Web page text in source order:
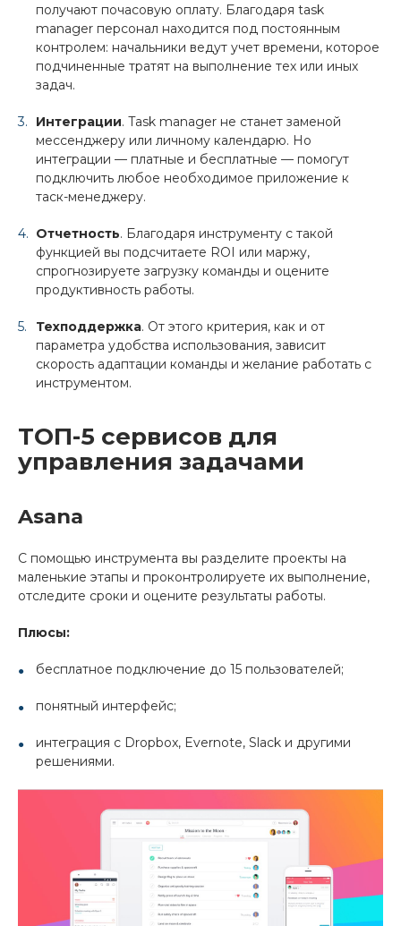
получают почасовую оплату. Благодаря task
manager персонал находится под постоянным
контролем: начальники ведут учет времени, которое
подчиненные тратят на выполнение тех или иных
задач.
Интеграции. Task manager не станет заменой
мессенджеру или личному календарю. Но
интеграции — платные и бесплатные — помогут
подключить любое необходимое приложение к
таск-менеджеру.
Отчетность. Благодаря инструменту с такой
функцией вы подсчитаете ROI или маржу,
спрогнозируете загрузку команды и оцените
продуктивность работы.
Техподдержка. От этого критерия, как и от
параметра удобства использования, зависит
скорость адаптации команды и желание работать с
инструментом.
ТОП-5 сервисов для
управления задачами
Asana
С помощью инструмента вы разделите проекты на
маленькие этапы и проконтролируете их выполнение,
отследите сроки и оцените результаты работы.
Плюсы:
бесплатное подключение до 15 пользователей;
понятный интерфейс;
интеграция с Dropbox, Evernote, Slack и другими
решениями.